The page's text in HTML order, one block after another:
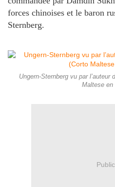
forces chinoises et le baron
Sternberg.
Ungern-Sternberg vu par
Maltese en